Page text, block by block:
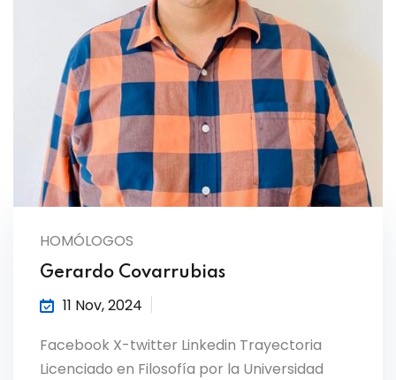
HOMÓLOGOS
Gerardo Covarrubias
11 Nov, 2024
Facebook X-twitter Linkedin Trayectoria
Licenciado en Filosofía por la Universidad